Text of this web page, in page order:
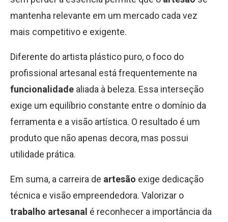
mantenha relevante em um mercado cada vez
mais competitivo e exigente.
Diferente do artista plástico puro, o foco do
profissional artesanal está frequentemente na
funcionalidade aliada à beleza. Essa interseção
exige um equilíbrio constante entre o domínio da
ferramenta e a visão artística. O resultado é um
produto que não apenas decora, mas possui
utilidade prática.
Em suma, a carreira de artesão exige dedicação
técnica e visão empreendedora. Valorizar o
trabalho artesanal é reconhecer a importância da